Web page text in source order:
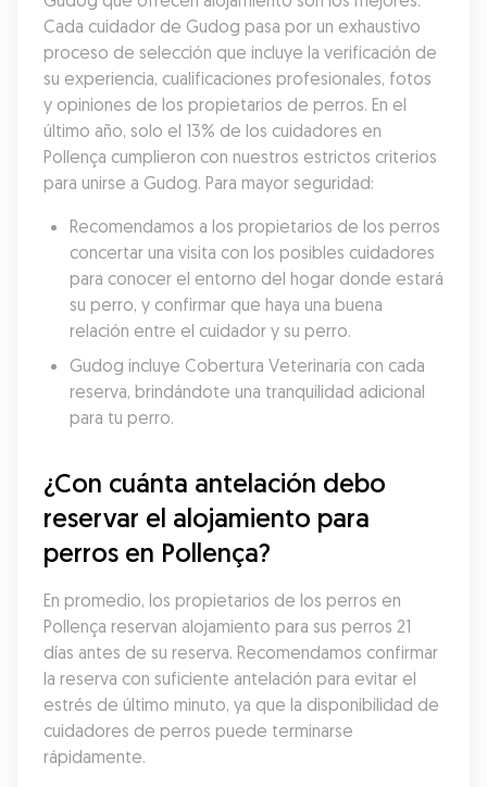
Cada cuidador de Gudog pasa por un exhaustivo
proceso de selección que incluye la verificación de
su experiencia, cualificaciones profesionales, fotos
y opiniones de los propietarios de perros. En el
último año, solo el 13% de los cuidadores en
Pollença cumplieron con nuestros estrictos criterios
para unirse a Gudog. Para mayor seguridad:
Recomendamos a los propietarios de los perros
concertar una visita con los posibles cuidadores
para conocer el entorno del hogar donde estará
su perro, y confirmar que haya una buena
relación entre el cuidador y su perro.
Gudog incluye Cobertura Veterinaria con cada
reserva, brindándote una tranquilidad adicional
para tu perro.
¿Con cuánta antelación debo
reservar el alojamiento para
perros en Pollença?
En promedio, los propietarios de los perros en
Pollença reservan alojamiento para sus perros 21
días antes de su reserva. Recomendamos confirmar
la reserva con suficiente antelación para evitar el
estrés de último minuto, ya que la disponibilidad de
cuidadores de perros puede terminarse
rápidamente.